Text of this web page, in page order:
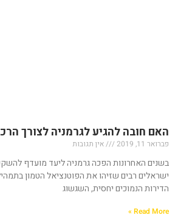
האם חובה להגיע לגרמניה לצורך
פברואר 11, 2019 אין תגובות
בשנים האחרונות הפכה גרמניה ליעד מועדף
ישראלים רבים שזיהו את הפוטנציאל הטמון
הדירות הנמוכים יחסית, השגשוג
Read More »